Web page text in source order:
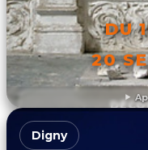
DU
20
Digny